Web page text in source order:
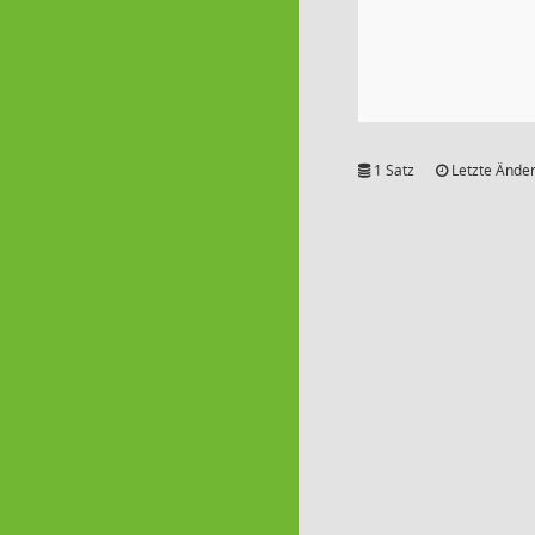
1 Satz Letzte